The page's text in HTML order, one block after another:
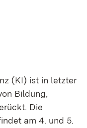
(KI) ist in letzter
Bildung,
Die
am 4. und 5.